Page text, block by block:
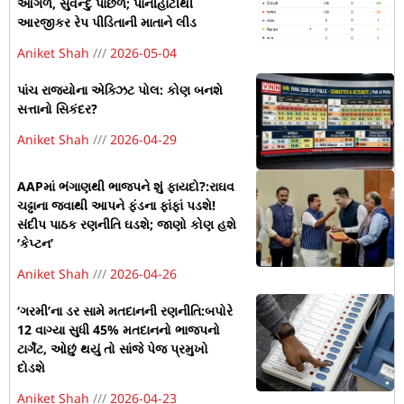
આરજીકર રેપ પીડિતાની માતાને લીડ
Aniket Shah
2026-05-04
પાંચ રાજ્યોના એક્ઝિટ પોલ: કોણ બનશે
સત્તાનો સિકંદર?
Aniket Shah
2026-04-29
AAPમાં ભંગાણથી ભાજપને શું ફાયદો?:રાઘવ
ચઢ્ઢાના જવાથી આપને ફંડના ફાંફાં પડશે!
સંદીપ પાઠક રણનીતિ ઘડશે; જાણો કોણ હશે
‘કેપ્ટન’
Aniket Shah
2026-04-26
‘ગરમી’ના ડર સામે મતદાનની રણનીતિ:બપોરે
12 વાગ્યા સુધી 45% મતદાનનો ભાજપનો
ટાર્ગેટ, ઓછું થયું તો સાંજે પેજ પ્રમુખો
દોડશે
Aniket Shah
2026-04-23